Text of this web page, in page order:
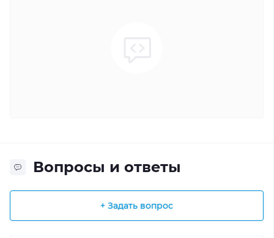
Вопросы и ответы
+ Задать вопрос